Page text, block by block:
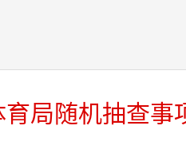
局随机抽查事